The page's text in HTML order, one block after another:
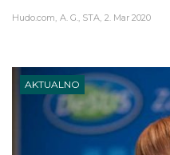
Hudo.com A. G., STA 2. Mar 2020
AKTUALNO